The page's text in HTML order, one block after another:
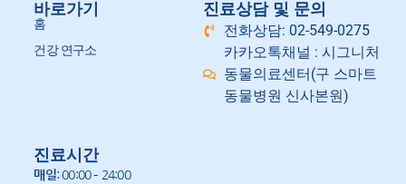
바로가기
홈
건강 연구소
진료상담 및 문의
전화상담: 02-549-0275
카카오톡채널 : 시그니처
동물의료센터(구 스마트
동물병원 신사본원)
진료시간
매일: 00:00 – 24:00